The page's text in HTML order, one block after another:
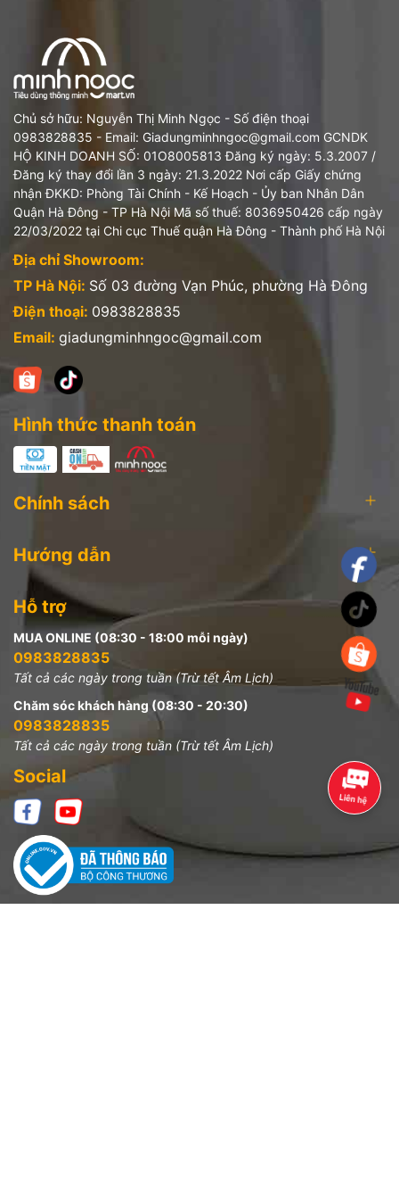
Hướng dẫn sử dụng và bảo quản:
Rửa sạch bằng nước rửa chén trước khi sử dụng.
Bảo quản ở nơi khô thoáng khi không sử dụng.
Xuất xứ: Trung Quốc
Chủ sở hữu: Nguyễn Thị Minh Ngọc - Số điện thoại
0983828835 - Email: Giadungminhngoc@gmail.com GCNDK
HỘ KINH DOANH SỐ: 01O8005813 Đăng ký ngày: 5.3.2007 /
Đăng ký thay đổi lần 3 ngày: 21.3.2022 Nơi cấp Giấy chứng
nhận ĐKKD: Phòng Tài Chính - Kế Hoạch - Ủy ban Nhân Dân
Quận Hà Đông - TP Hà Nội Mã số thuế: 8036950426 cấp ngày
22/03/2022 tại Chi cục Thuế quận Hà Đông - Thành phố Hà Nội
Địa chỉ Showroom:
TP Hà Nội: Số 03 đường Vạn Phúc, phường Hà Đông
Điện thoại: 0983828835
Email: giadungminhngoc@gmail.com
Hình thức thanh toán
Chính sách
Hướng dẫn
Hỗ trợ
MUA ONLINE (08:30 - 18:00 mỗi ngày)
0983828835
Tất cả các ngày trong tuần (Trừ tết Âm Lịch)
Chăm sóc khách hàng (08:30 - 20:30)
0983828835
Tất cả các ngày trong tuần (Trừ tết Âm Lịch)
Social